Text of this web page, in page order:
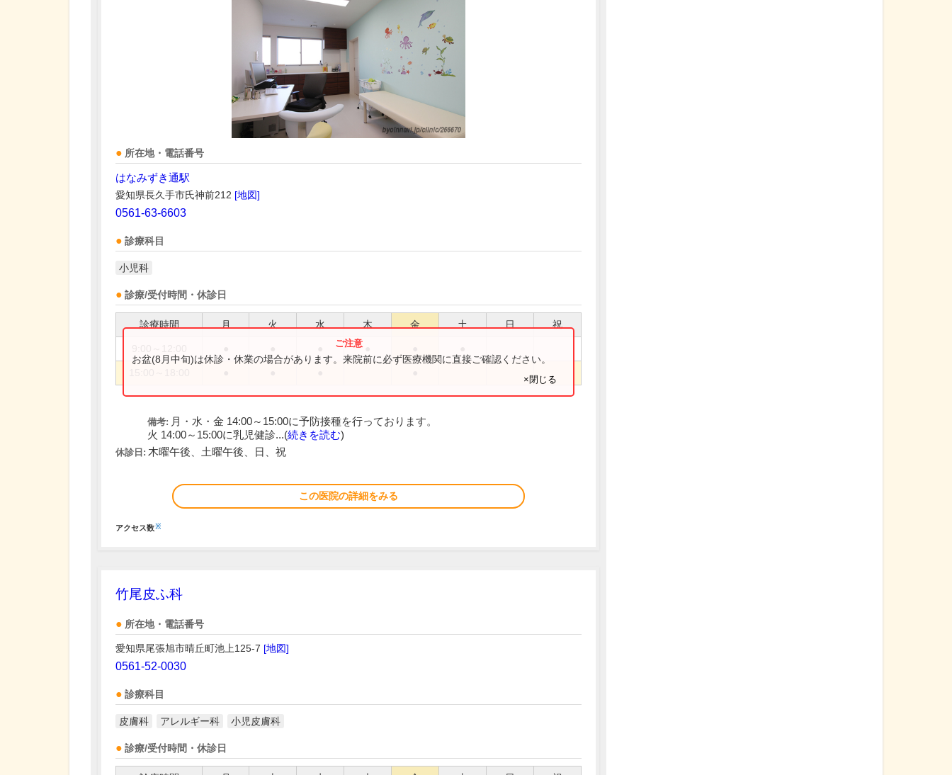
所在地・電話番号
はなみずき通駅
愛知県長久手市氏神前212 [地図]
0561-63-6603
診療科目
小児科
診療/受付時間・休診日
診療時間 月 火 水 木 金 土 日 祝
お盆(8月中旬)は休診・休業の場合があります。来院前に必ず医療機関に直接ご確認ください。
×閉じる
備考: 月・水・金 14:00～15:00に予防接種を行っております。
火 14:00～15:00に乳児健診...(続きを読む)
休診日: 木曜午後、土曜午後、日、祝
この医院の詳細をみる
アクセス数※
竹尾皮ふ科
所在地・電話番号
愛知県尾張旭市晴丘町池上125-7 [地図]
0561-52-0030
診療科目
皮膚科 アレルギー科 小児皮膚科
診療/受付時間・休診日